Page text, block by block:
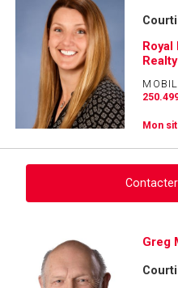
Mon
Demander des
Prénom
Greg